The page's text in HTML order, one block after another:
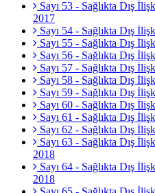
Sayı 53 - Sağlıkta Dış
2017
Sayı 54 - Sağlıkta Dış
Sayı 55 - Sağlıkta Dış
Sayı 56 - Sağlıkta Dış
Sayı 57 - Sağlıkta Dış
Sayı 58 - Sağlıkta Dış
Sayı 59 - Sağlıkta Dış
Sayı 60 - Sağlıkta Dış
Sayı 61 - Sağlıkta Dış
Sayı 62 - Sağlıkta Dış
Sayı 63 - Sağlıkta Dış
2018
Sayı 64 - Sağlıkta Dış
2018